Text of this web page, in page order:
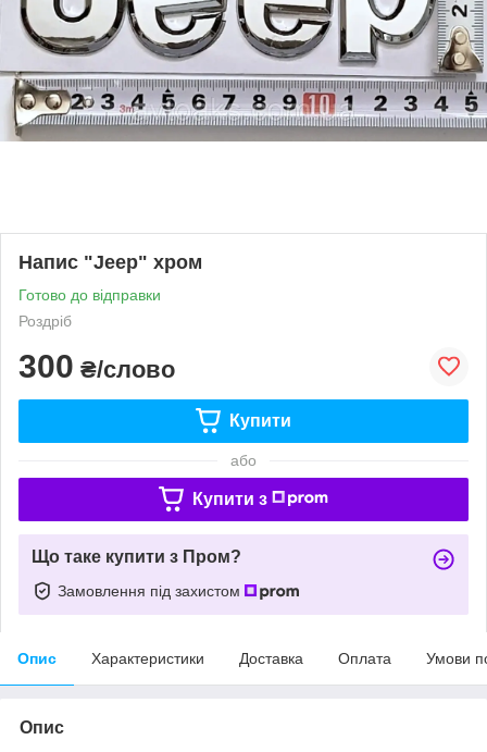
Напис "Jeep" хром
Готово до відправки
Роздріб
300 ₴/слово
Купити
або
Купити з
Що таке купити з Пром?
Замовлення під захистом
Опис Характеристики Доставка Оплата Умови
Опис